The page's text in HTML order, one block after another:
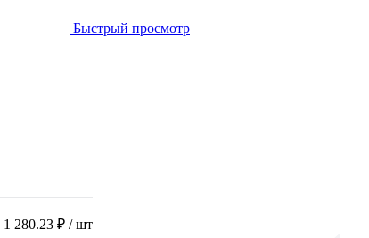
Быстрый просмотр
1 280.23 ₽ / шт